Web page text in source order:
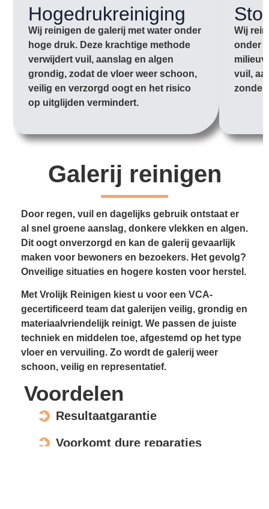
Hogedrukreiniging
Wij reinigen de galerij met water onder
hoge druk. Deze krachtige methode
verwijdert vuil, aanslag en algen
grondig, zodat de vloer weer schoon,
veilig en verzorgd oogt en het risico
op uitglijden vermindert.
Wij
onder
vuil,
zonder
Galerij reinigen
Door regen, vuil en dagelijks gebruik ontstaat er
al snel groene aanslag, donkere vlekken en algen.
Dit oogt onverzorgd en kan de galerij gevaarlijk
maken voor bewoners en bezoekers. Het gevolg?
Onveilige situaties en hogere kosten voor herstel.
Met Vrolijk Reinigen kiest u voor een VCA-
gecertificeerd team dat galerijen veilig, grondig en
materiaalvriendelijk reinigt. We passen de juiste
techniek en middelen toe, afgestemd op het type
vloer en vervuiling. Zo wordt de galerij weer
schoon, veilig en representatief.
Voordelen
Resultaatgarantie
Voorkomt dure reparaties